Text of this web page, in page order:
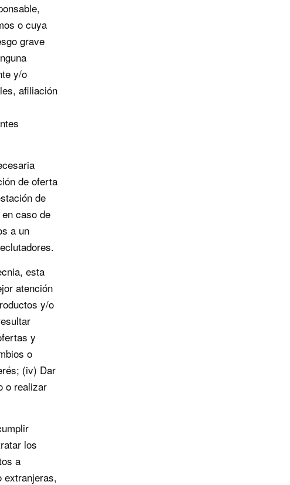
o cuya
grave
y/o
afiliación
de oferta
de
caso de
a un
esta
atención
y/o
y
o
(iv) Dar
o realizar
los
a
extranjeras,